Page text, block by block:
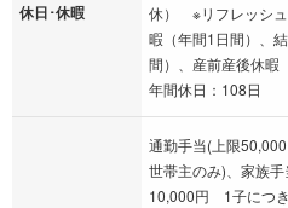
休日･休暇
休） ※リフレッシュ
暇（年間1日間）、
間）、産前産後休暇
年間休日：108日
通勤手当(上限
世帯主のみ)、家族
10,000円 1子につ